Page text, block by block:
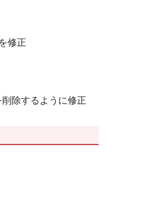
修正
除するように修正